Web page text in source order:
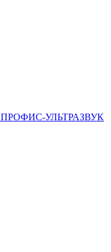
ПРОФИС-УЛЬТРАЗВУК